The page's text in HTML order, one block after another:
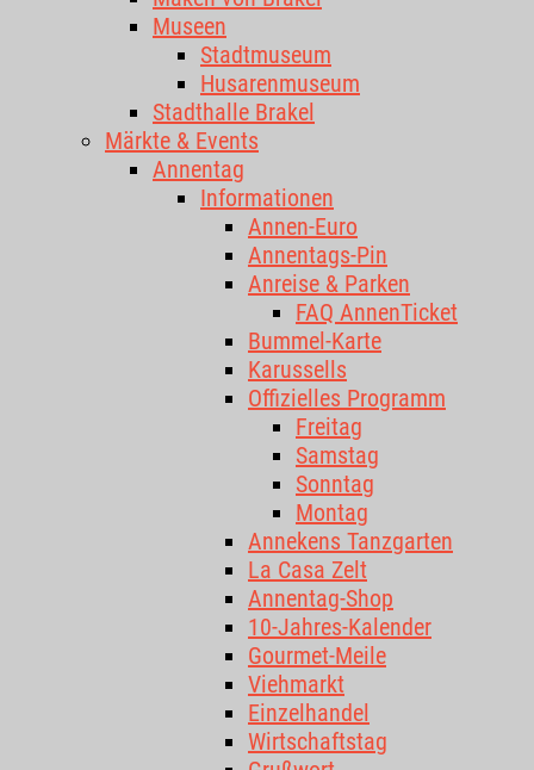
Museen
Stadtmuseum
Husarenmuseum
Stadthalle Brakel
Märkte & Events
Annentag
Informationen
Annen-Euro
Annentags-Pin
Anreise & Parken
FAQ AnnenTicket
Bummel-Karte
Karussells
Offizielles Programm
Freitag
Samstag
Sonntag
Montag
Annekens Tanzgarten
La Casa Zelt
Annentag-Shop
10-Jahres-Kalender
Gourmet-Meile
Viehmarkt
Einzelhandel
Wirtschaftstag